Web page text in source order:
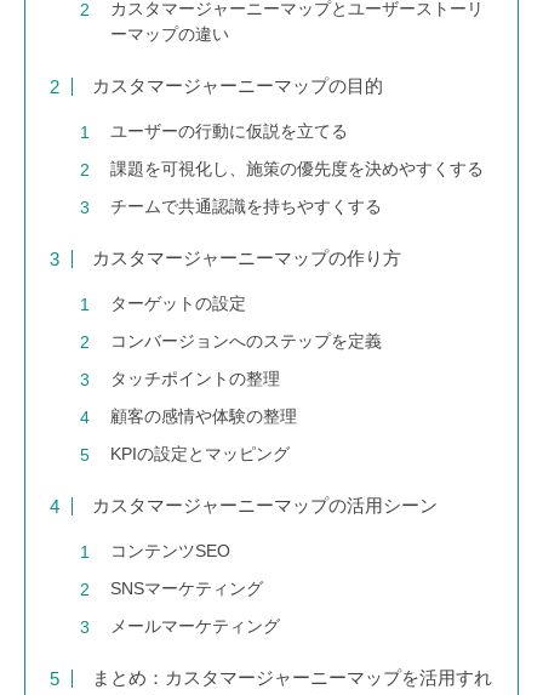
カスタマージャーニーマップとユーザーストーリ
ーマップの違い
カスタマージャーニーマップの目的
ユーザーの行動に仮説を立てる
課題を可視化し、施策の優先度を決めやすくする
チームで共通認識を持ちやすくする
カスタマージャーニーマップの作り方
ターゲットの設定
コンバージョンへのステップを定義
タッチポイントの整理
顧客の感情や体験の整理
KPIの設定とマッピング
カスタマージャーニーマップの活用シーン
コンテンツSEO
SNSマーケティング
メールマーケティング
まとめ：カスタマージャーニーマップを活用すれ